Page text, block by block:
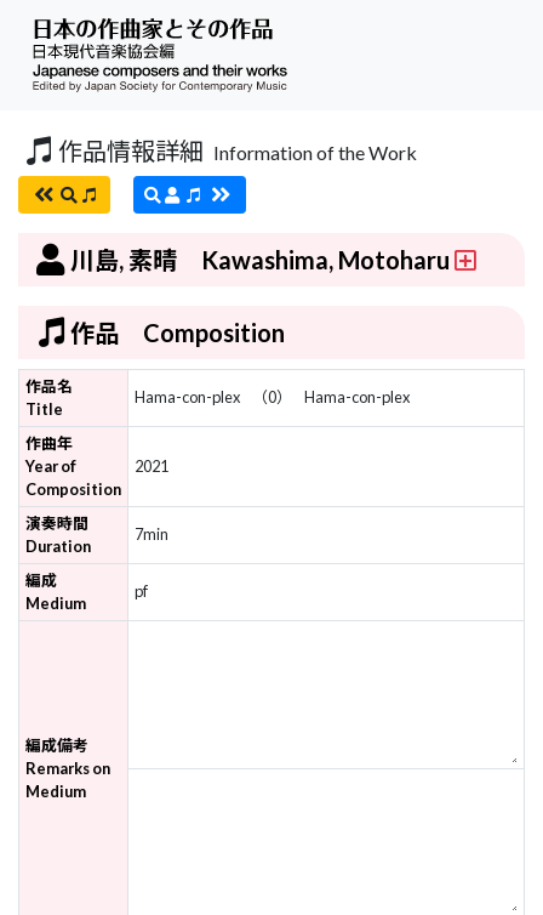
作品情報詳細 Information of the Work
川島, 素晴 Kawashima, Motoharu
作品 Composition
作品名
Title
Hama-con-plex （0） Hama-con-plex
作曲年
Year of
Composition
2021
演奏時間
Duration
7min
編成
Medium
pf
編成備考
Remarks on
Medium